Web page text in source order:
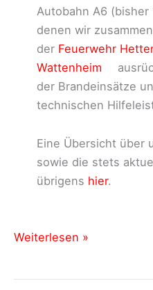
Autobahn A6 (bisher
denen wir
der Feuerwehr
Wattenheim
der Brandeinsätze
technischen
Eine Übersicht über
sowie die stets
übrigens hier.
Eine
Weiterlesen »